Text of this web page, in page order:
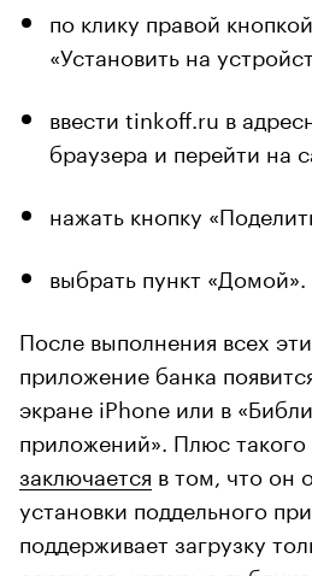
по клику правой
«Установить на
ввести tinkoff.ru в
браузера и перейти на
нажать кнопку
выбрать пункт «Домой».
После выполнения всех
приложение банка
экране iPhone или в
приложений». Плюс
заключается в том, что он
установки поддельного
поддерживает загрузку